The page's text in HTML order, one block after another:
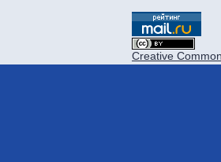
Creative